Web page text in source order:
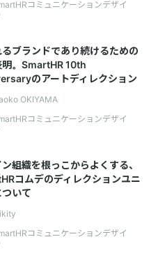
コミュニケーションデザイ
ブランドであり続けるための
明。SmartHR 10th
のアートディレクション
OKIYAMA
コミュニケーションデザイ
組織を根っこからよくする、
コムデのディレクションユニ
ついて
コミュニケーションデザイ